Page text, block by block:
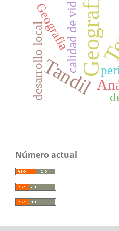
Geografía
Tandil
calidad de vida
Geografia
desarrollo local
Número actual